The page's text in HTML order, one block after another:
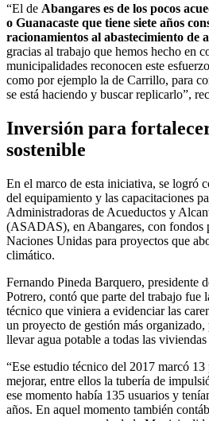
“El de Abangares es de los pocos
o Guanacaste que tiene siete años
racionamientos al abastecimiento de
gracias al trabajo que hemos hecho en
municipalidades reconocen este
como por ejemplo la de Carrillo, para
se está haciendo y buscar replicarlo”,
Inversión para
sostenible
En el marco de esta iniciativa, se logró
del equipamiento y las capacitaciones
Administradoras de Acueductos y
(ASADAS), en Abangares, con fondos
Naciones Unidas para proyectos que
climático.
Fernando Pineda Barquero, presidente
Potrero, contó que parte del trabajo fue
técnico que viniera a evidenciar las
un proyecto de gestión más
llevar agua potable a todas las
“Ese estudio técnico del 2017 marcó
mejorar, entre ellos la tubería de
ese momento había 135 usuarios y
años. En aquel momento también